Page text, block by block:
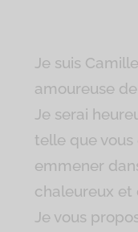
Je suis
amoureuse
Je serai
telle que vous
emmener
chaleureux et
Je vous